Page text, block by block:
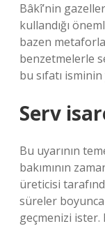
Bâkî’nin
kullandığı
bazen
benzetmelerle
bu sıfatı
Serv
Bu uyarının
bakımının
üreticisi
süreler
geçmenizi ister.